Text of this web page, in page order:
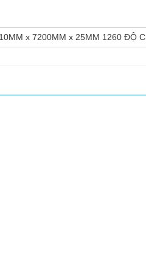
x 7200MM x 25MM 1260 ĐỘ C